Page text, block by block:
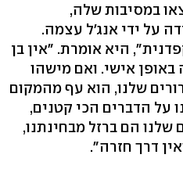
במסיבות שלה,
על ידי אנג'ל עצמה.
היא אומרת. "אין בן
אישי. ואם מישהו
שלנו, הוא עף מהמקום
על הדברים הכי קטנים,
שלנו הם ברזל מבחינתנו,
דרך חזרה".